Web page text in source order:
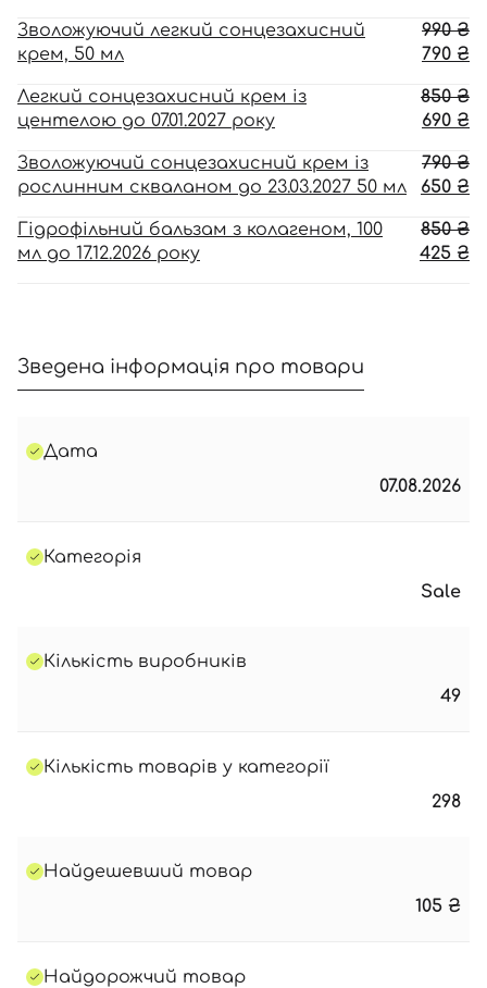
Зволожуючий легкий сонцезахисний
крем, 50 мл
990₴
790 ₴
Легкий сонцезахисний крем із
центелою до 07.01.2027 року
850₴
690 ₴
Зволожуючий сонцезахисний крем із
рослинним скваланом до 23.03.2027 50 мл
790₴
650 ₴
Гідрофільний бальзам з колагеном, 100
мл до 17.12.2026 року
850₴
425 ₴
Зведена інформація про товари
Дата
07.08.2026
Категорія
Sale
Кількість виробників
49
Кількість товарів у категорії
298
Найдешевший товар
105 ₴
Найдорожчий товар